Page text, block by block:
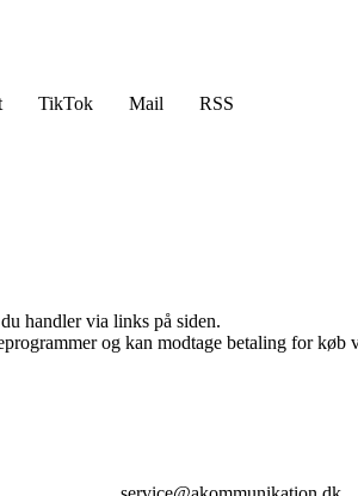
TikTok Mail
RSS
handler via links på siden.
og kan modtage betaling for